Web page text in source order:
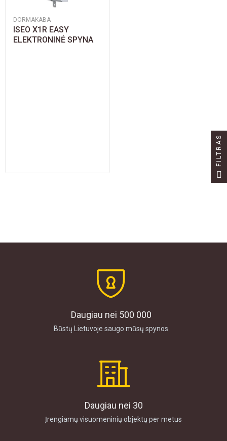
DORMAKABA
ISEO X1R EASY
ELEKTRONINĖ SPYNA
Daugiau nei 500 000
Būstų Lietuvoje saugo mūsų spynos
Daugiau nei 30
Įrengiamų visuomeninių objektų per metus
FILTRAS